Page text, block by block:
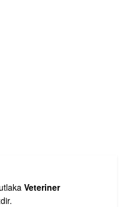
Veteriner